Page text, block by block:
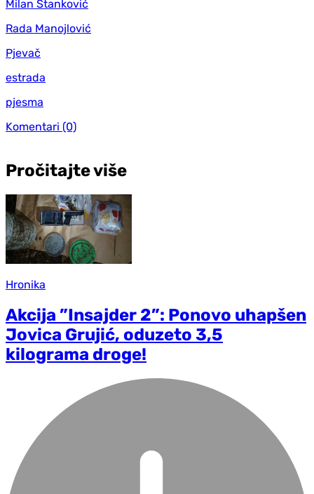
Milan Stanković
Rada Manojlović
Pjevač
estrada
pjesma
Komentari (0)
Pročitajte više
Hronika
Akcija ”Insajder 2”: Ponovo uhapšen
Jovica Grujić, oduzeto 3,5
kilograma droge!